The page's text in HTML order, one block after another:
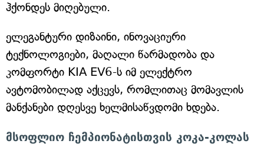
ჰქონდეს მიღებული.
ელეგანტური დიზაინი, ინოვაციური
ტექნოლოგიები, მაღალი წარმადობა და
კომფორტი KIA EV6-ს იმ ელექტრო
ავტომობილად აქცევს, რომლითაც მომავლის
მანქანები დღესვე ხელმისაწვდომი ხდება.
მსოფლიო ჩემპიონატისთვის კოკა-კოლას